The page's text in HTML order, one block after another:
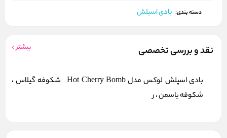
دسته بندی: بادی اسپلش
نقد و بررسی تخصصی بیشتر
بادی اسپلش لوکس مدل Hot Cherry Bomb شکوفه گیلاس ،
شکوفه یاسمن ، ر